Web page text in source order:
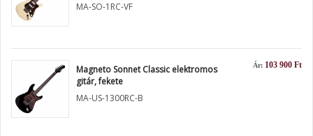
MA-SO-1RC-VF
Ár: 103 900 Ft
Magneto Sonnet Classic elektromos
gitár, fekete
MA-US-1300RC-B